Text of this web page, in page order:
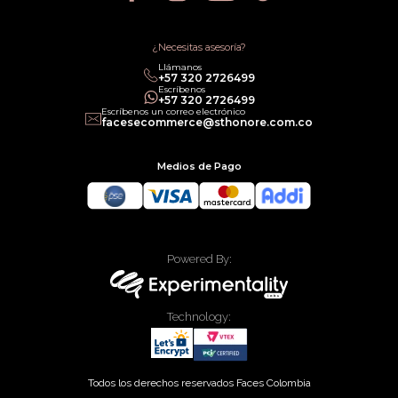
Política legal de Gift Cards¿Necesitas asesoría?
Llámanos
‎+57 320 2726499
Escríbenos
‎+57 320 2726499
Escríbenos un correo electrónico
facesecommerce@sthonore.com.co
Medios de Pago
Powered By:
Technology:
Todos los derechos reservados Faces Colombia